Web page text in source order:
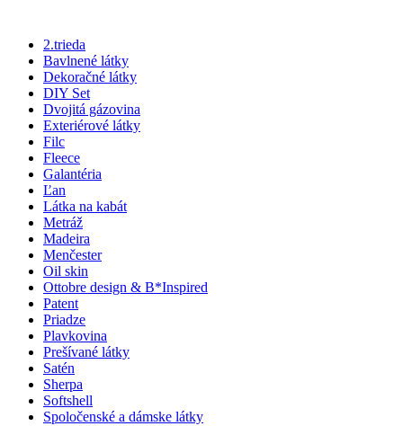
2.trieda
Bavlnené látky
Dekoračné látky
DIY Set
Dvojitá gázovina
Exteriérové látky
Filc
Fleece
Galantéria
Ľan
Látka na kabát
Metráž
Madeira
Menčester
Oil skin
Ottobre design & B*Inspired
Patent
Priadze
Plavkovina
Prešívané látky
Satén
Sherpa
Softshell
Spoločenské a dámske látky